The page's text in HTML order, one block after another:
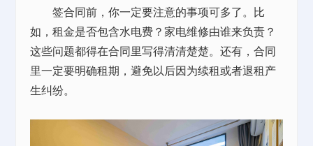
签合同前，你一定要注意的事项可多了。比
如，租金是否包含水电费？家电维修由谁来负责？
这些问题都得在合同里写得清清楚楚。还有，合同
里一定要明确租期，避免以后因为续租或者退租产
生纠纷。